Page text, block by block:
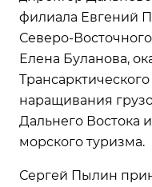
филиала Евгений
Северо-
Елена Буланова,
наращивания
Дальнего Востока
морского туризма.
Сергей Пылин